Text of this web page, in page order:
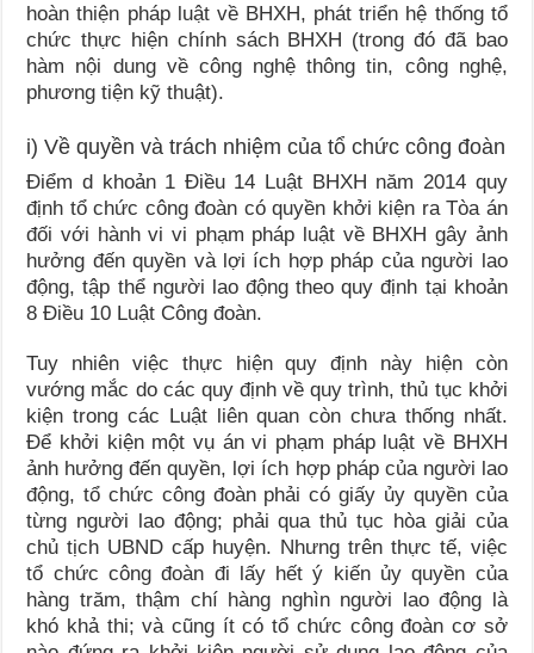
hoàn thiện pháp luật về BHXH, phát triển hệ thống tổ
chức thực hiện chính sách BHXH (trong đó đã bao
hàm nội dung về công nghệ thông tin, công nghệ,
phương tiện kỹ thuật).
i) Về quyền và trách nhiệm của tổ chức công đoàn
Điểm d khoản 1 Điều 14 Luật BHXH năm 2014 quy
định tổ chức công đoàn có quyền khởi kiện ra Tòa án
đối với hành vi vi phạm pháp luật về BHXH gây ảnh
hưởng đến quyền và lợi ích hợp pháp của người lao
động, tập thể người lao động theo quy định tại khoản
8 Điều 10 Luật Công đoàn.
Tuy nhiên việc thực hiện quy định này hiện còn
vướng mắc do các quy định về quy trình, thủ tục khởi
kiện trong các Luật liên quan còn chưa thống nhất.
Để khởi kiện một vụ án vi phạm pháp luật về BHXH
ảnh hưởng đến quyền, lợi ích hợp pháp của người lao
động, tổ chức công đoàn phải có giấy ủy quyền của
từng người lao động; phải qua thủ tục hòa giải của
chủ tịch UBND cấp huyện. Nhưng trên thực tế, việc
tổ chức công đoàn đi lấy hết ý kiến ủy quyền của
hàng trăm, thậm chí hàng nghìn người lao động là
khó khả thi; và cũng ít có tổ chức công đoàn cơ sở